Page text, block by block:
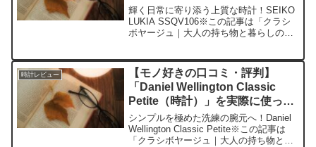
想
輝く日常に寄り添う上質な時計！SEIKO
LUKIA SSQV106※この記事は「クラシ
ボヤージュ｜大人の持ち物と暮らしの探
紹介したいのが「SEIKO LUKIA SS...
時計レビュー
【モノ好きの口コミ・評判】
「Daniel Wellington Classic
Petite（時計）」を実際に使って
みた正直感想
シンプルを極めた洗練の腕元へ！Daniel
Wellington Classic Petite※この記事は
「クラシボヤージュ｜大人の持ち物と暮